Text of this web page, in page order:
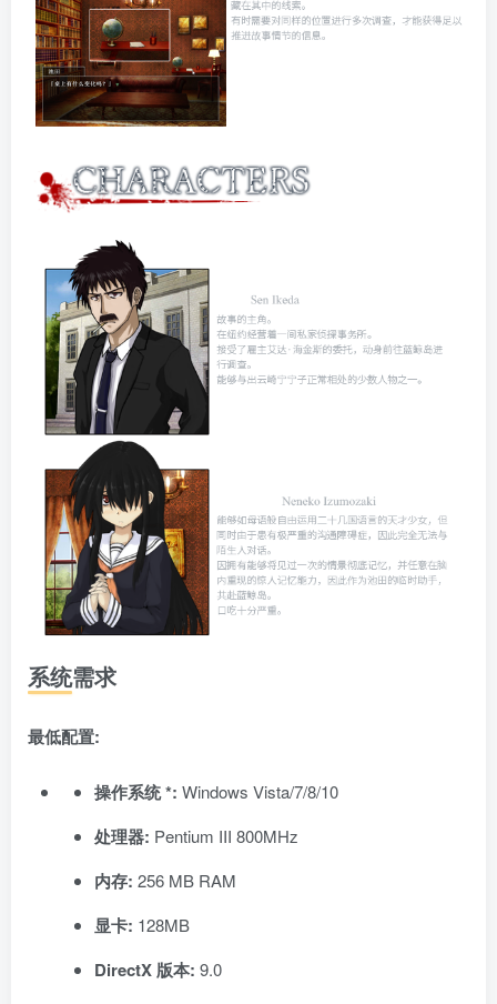
系统需求
最低配置:
操作系统 *: Windows Vista/7/8/10
处理器: Pentium III 800MHz
内存: 256 MB RAM
显卡: 128MB
DirectX 版本: 9.0